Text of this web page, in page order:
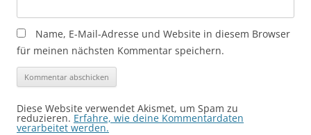
Name, E-Mail-Adresse und Website in diesem Browser
für meinen nächsten Kommentar speichern.
Diese Website verwendet Akismet, um Spam zu
reduzieren. Erfahre, wie deine Kommentardaten
verarbeitet werden.